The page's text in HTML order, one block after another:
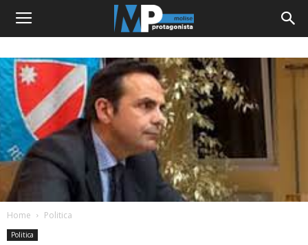
Home Politica
Politica